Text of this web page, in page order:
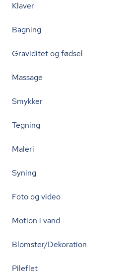
Klaver
Bagning
Graviditet og fødsel
Massage
Smykker
Tegning
Maleri
Syning
Foto og video
Motion i vand
Blomster/Dekoration
Pileflet